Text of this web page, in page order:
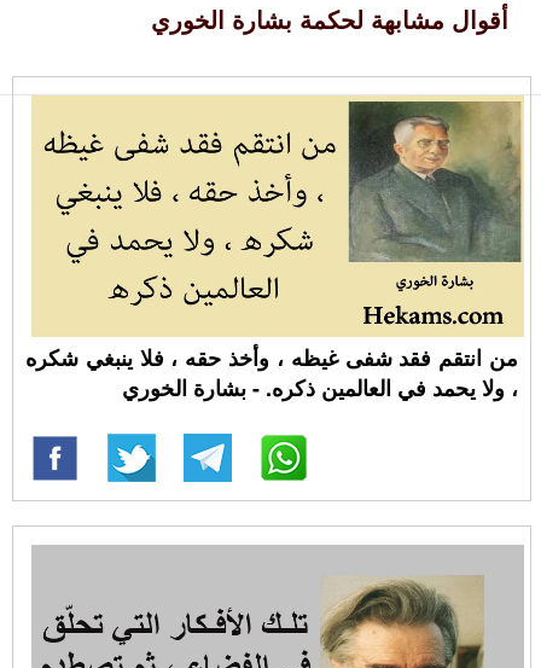
أقوال مشابهة لحكمة بشارة الخوري
من انتقم فقد شفى غيظه ، وأخذ حقه ، فلا ينبغي شكره
، ولا يحمد في العالمين ذكره. - بشارة الخوري